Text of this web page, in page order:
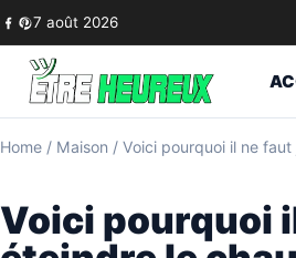
Skip to content
7 août 2026
Home / Maison / Voici pourquoi il ne
Voici pourquoi